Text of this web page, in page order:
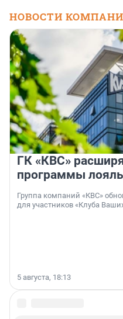
НОВОСТИ
ГК «КВС»
программы
Группа компаний «КВС»
для участников «Клуба
5 августа, 18:13